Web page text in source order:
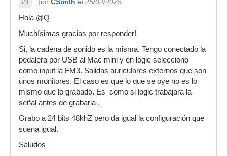
#3
Hola @Q
Muchísimas gracias por responder!
Si, la cadena de sonido es la misma. Tengo conectado la
pedalera por USB al Mac mini y en logic selecciono
como input la FM3. Salidas auriculares externos que son
unos monitores. El caso es que lo que se oye no es lo
mismo que lo grabado. Es como si logic trabajara la
señal antes de grabarla .
Grabo a 24 bits 48khZ pero da igual la configuración que
suena igual.
Saludos